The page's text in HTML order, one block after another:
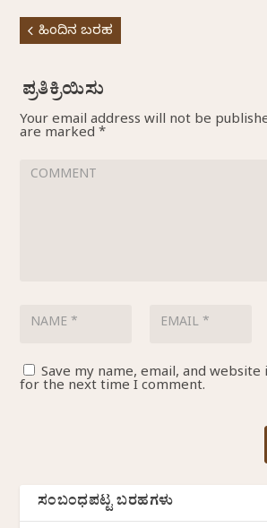
ಹಿಂದಿನ ಬರಹ
Your email address will not be
are marked*
Save my name, email, and
for the next time I comment.
ಸಂಬಂಧಪಟ್ಟ ಬರಹಗಳು